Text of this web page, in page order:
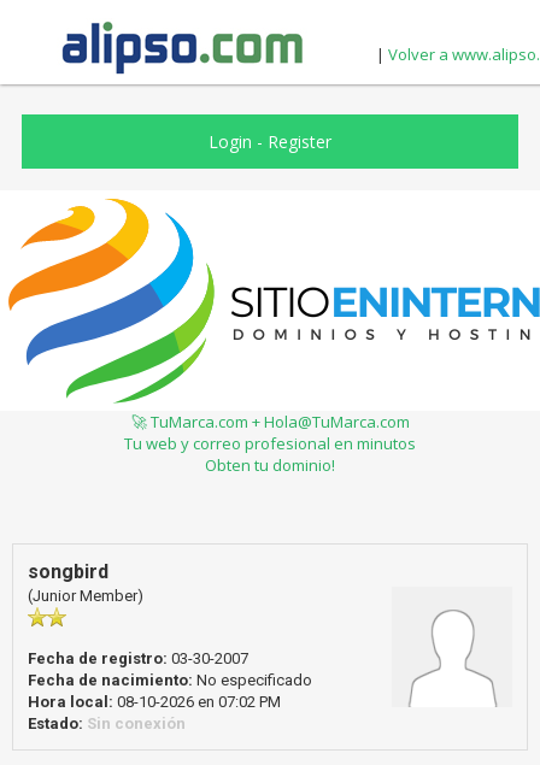
| Volver a
Login - Register
🚀 TuMarca.com + Hola@TuMarca.com
Tu web y correo profesional en minutos
Obten tu dominio!
songbird
(Junior Member)
Fecha de registro: 03-30-2007
Fecha de nacimiento: No especificado
Hora local: 08-10-2026 en 07:02 PM
Estado: Sin conexión